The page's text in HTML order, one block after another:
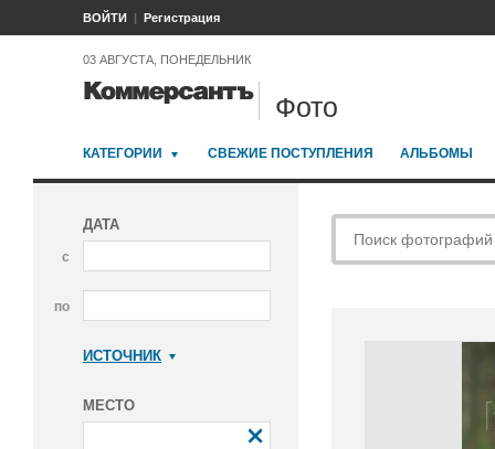
ВОЙТИ Регистрация
03 АВГУСТА, ПОНЕДЕЛЬНИК
Фото
КАТЕГОРИИ СВЕЖИЕ ПОСТУПЛЕНИЯ АЛЬБОМЫ
ДАТА
с
по
ИСТОЧНИК
МЕСТО